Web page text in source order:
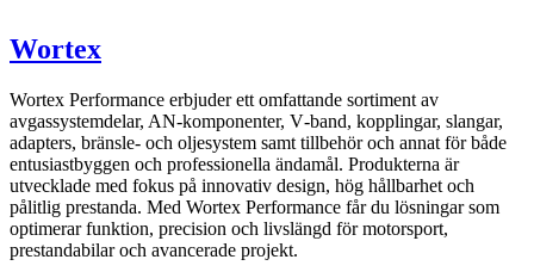
Wortex
Wortex Performance erbjuder ett omfattande sortiment av
avgassystemdelar, AN-komponenter, V‑band, kopplingar, slangar,
adapters, bränsle- och oljesystem samt tillbehör och annat för både
entusiastbyggen och professionella ändamål. Produkterna är
utvecklade med fokus på innovativ design, hög hållbarhet och
pålitlig prestanda. Med Wortex Performance får du lösningar som
optimerar funktion, precision och livslängd för motorsport,
prestandabilar och avancerade projekt.